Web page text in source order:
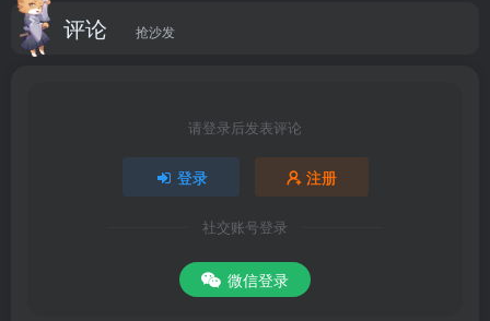
│││├──Blanc致郁.MP4
│││├──风居住的街道纯钢琴.mp4
│││├──404Hz-怜爱（BGM）.ogg
│││├──倾国之恋原版.mp4
│││├──说好的幸福呢钢琴伴奏.mp4
评论 抢沙发
请登录后发表评论
登录 注册
社交账号登录
微信登录